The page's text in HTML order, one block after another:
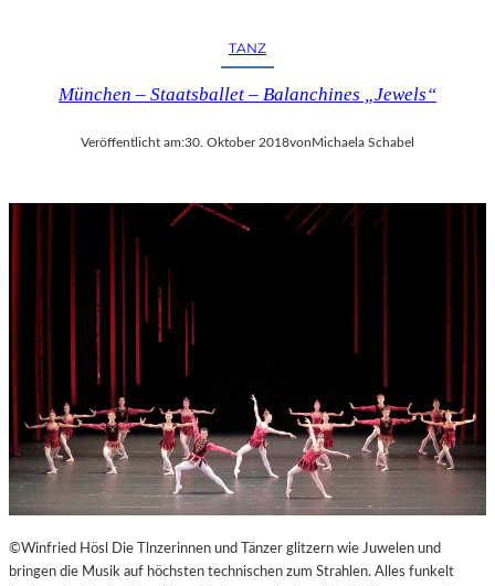
TANZ
München – Staatsballet – Balanchines „Jewels“
Veröffentlicht am:30. Oktober 2018von Michaela Schabel
©Winfried Hösl Die Tlnzerinnen und Tänzer glitzern wie Juwelen und
bringen die Musik auf höchsten technischen zum Strahlen. Alles funkelt